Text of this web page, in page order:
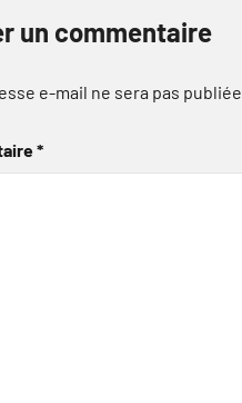
un commentaire
e-mail ne sera pas publiée.
*